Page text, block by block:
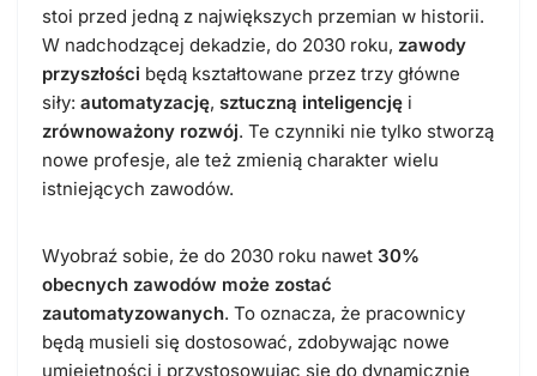
stoi przed jedną z największych przemian w historii.
W nadchodzącej dekadzie, do 2030 roku, zawody
przyszłości będą kształtowane przez trzy główne
siły: automatyzację, sztuczną inteligencję i
zrównoważony rozwój. Te czynniki nie tylko stworzą
nowe profesje, ale też zmienią charakter wielu
istniejących zawodów.
Wyobraź sobie, że do 2030 roku nawet 30%
obecnych zawodów może zostać
zautomatyzowanych. To oznacza, że pracownicy
będą musieli się dostosować, zdobywając nowe
umiejętności i przystosowując się do dynamicznie